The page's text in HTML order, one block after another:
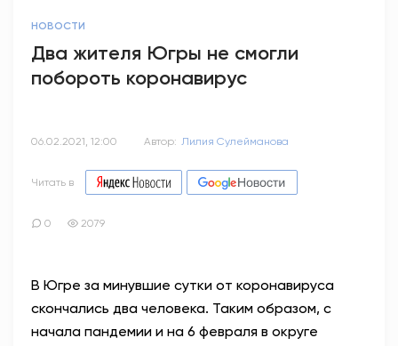
НОВОСТИ
Два жителя Югры не смогли
побороть коронавирус
06.02.2021, 12:00 Автор: Лилия Сулейманова
Читать в
0 2079
В Югре за минувшие сутки от коронавируса
скончались два человека. Таким образом, с
начала пандемии и на 6 февраля в округе